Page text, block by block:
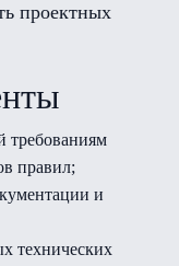
проектных
требованиям
правил;
и
технических